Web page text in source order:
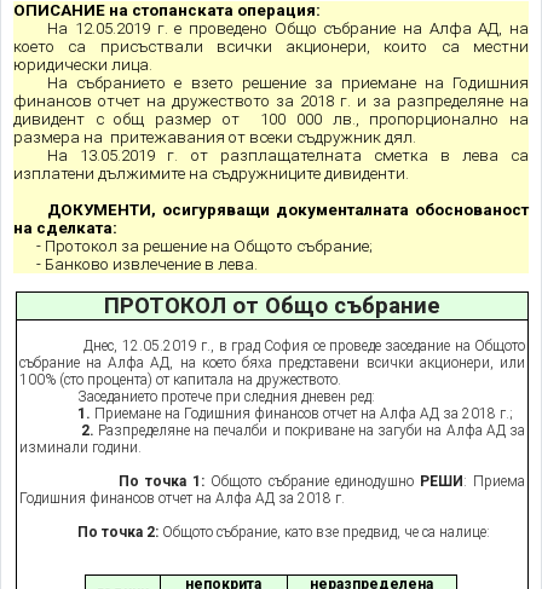
ОПИСАНИЕ на стопанската операция:
На 12.05.2019 г. е проведено Общо събрание на Алфа АД, на
което са присъствали всички акционери, които са местни
юридически лица.
На събранието е взето решение за приемане на Годишния
финансов отчет на дружеството за 2018 г. и за разпределяне на
дивидент с общ размер от 100 000 лв., пропорционално на
размера на притежавания от всеки съдружник дял.
На 13.05.2019 г. от разплащателната сметка в лева са
изплатени дължимите на съдружниците дивиденти.
ДОКУМЕНТИ, осигуряващи документалната обоснованост
на сделката:
- Протокол за решение на Общото събрание;
- Банково извлечение в лева.
ПРОТОКОЛ от Общо събрание
Днес, 12.05.201 9 г., в град София се проведе заседание на Общото
събрание на Алфа АД, на което бяха представени всички акционери, или
100% (сто процента) от капитала на дружеството.
Заседанието протече при следния дневен ред:
1. Приемане на Годишния финансов отчет на Алфа АД за 201 8 г.;
2. Разпределяне на печалби и покриване на загуби на Алфа АД за
изминали години.
По точка 1: Общото събрание единодушно РЕШИ : Приема
Годишния финансов отчет на Алфа АД за 201 8 г.
По точка 2:Общото събрание, като взе предвид, че са налице:
непокрита
неразпределена